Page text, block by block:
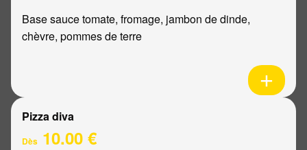
Base sauce tomate, fromage, jambon de dinde,
chèvre, pommes de terre
Pizza diva
Dès 10.00 €